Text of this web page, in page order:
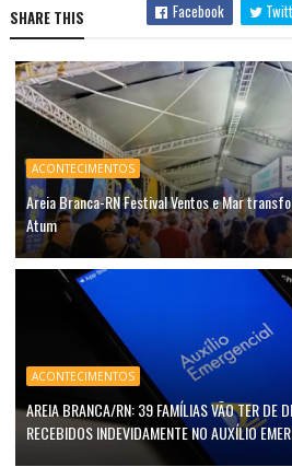
SHARE THIS Facebook
ACONTECIMENTOS
Areia Branca-RN Festival Ventos e Mar
Atum
ACONTECIMENTOS
AREIA BRANCA/RN: 39 FAMÍLIAS VÃO TER DE
RECEBIDOS INDEVIDAMENTE NO AUXÍLIO